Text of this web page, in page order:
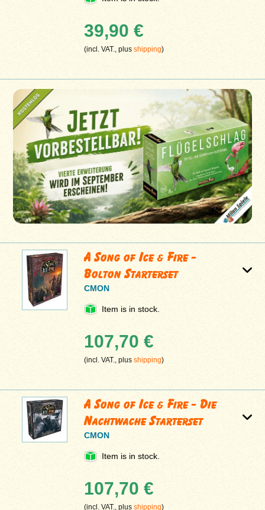
39,90 €
(incl. VAT., plusshipping)
A Song of Ice & Fire -
Bolton Starterset
CMON
Item is in stock.
107,70 €
(incl. VAT., plusshipping)
A Song of Ice & Fire - Die
Nachtwache Starterset
CMON
Item is in stock.
107,70 €
(incl. VAT., plusshipping)